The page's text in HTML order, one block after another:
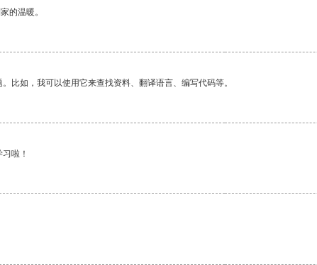
的温暖。
比如，我可以使用它来查找资料、翻译语言、编写代码等。
啦！